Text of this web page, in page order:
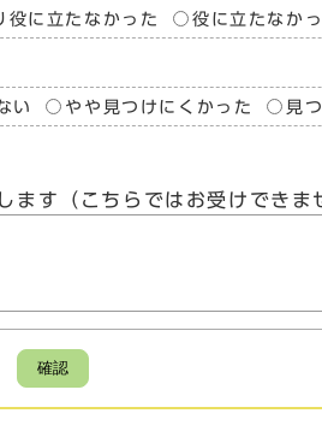
役に立たなかった 役に立たなか
い やや見つけにくかった 見
ます（こちらではお受けできま
確認